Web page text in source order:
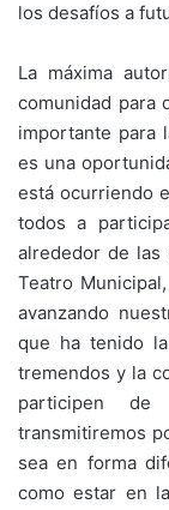
los desafíos a
La máxima
comunidad para
importante para
es una
está ocurriendo
todos a
alrededor de
Teatro
avanzando
que ha tenido
tremendos y la
participen
transmitiremos
sea en forma
como estar en